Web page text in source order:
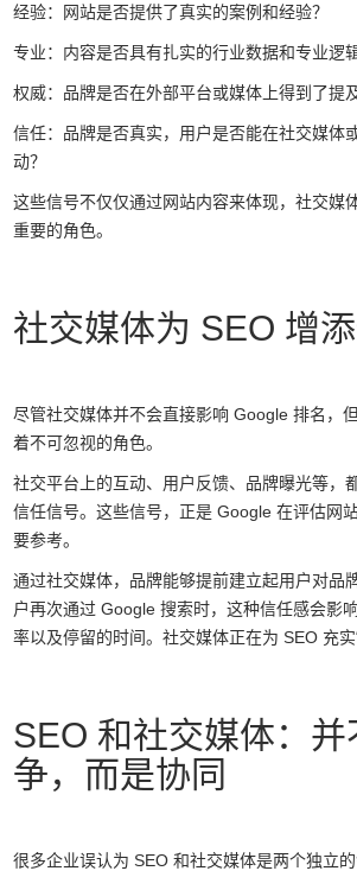
经验：网站是否提供了真实的案例和经验？
专业：内容是否具有扎实的行业数据和专业逻辑
权威：品牌是否在外部平台或媒体上得到了提
信任：品牌是否真实，用户是否能在社交媒体
动？
这些信号不仅仅通过网站内容来体现，社交媒
重要的角色。
社交媒体为 SEO 增
尽管社交媒体并不会直接影响 Google 排名，
着不可忽视的角色。
社交平台上的互动、用户反馈、品牌曝光等，
信任信号。这些信号，正是 Google 在评估网
要参考。
通过社交媒体，品牌能够提前建立起用户对品
户再次通过 Google 搜索时，这种信任感会影
率以及停留的时间。社交媒体正在为 SEO 充实
SEO 和社交媒体：并
争，而是协同
很多企业误认为 SEO 和社交媒体是两个独立